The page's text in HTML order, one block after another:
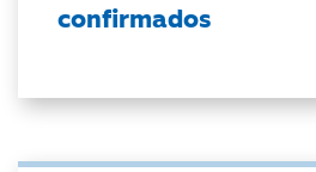
confirmados